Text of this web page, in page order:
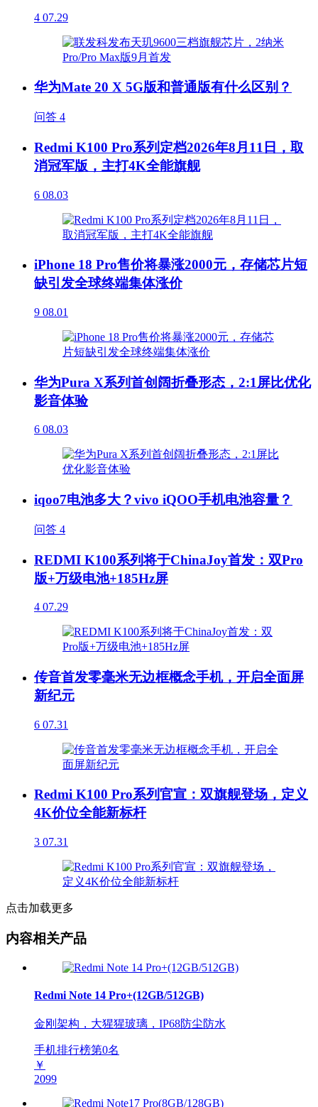
4 07.29
华为Mate 20 X 5G版和普通版有什么区别？
问答 4
Redmi K100 Pro系列定档2026年8月11日，取
消冠军版，主打4K全能旗舰
6 08.03
iPhone 18 Pro售价将暴涨2000元，存储芯片短
缺引发全球终端集体涨价
9 08.01
华为Pura X系列首创阔折叠形态，2:1屏比优化
影音体验
6 08.03
iqoo7电池多大？vivo iQOO手机电池容量？
问答 4
REDMI K100系列将于ChinaJoy首发：双Pro
版+万级电池+185Hz屏
4 07.29
传音首发零毫米无边框概念手机，开启全面屏
新纪元
6 07.31
Redmi K100 Pro系列官宣：双旗舰登场，定义
4K价位全能新标杆
3 07.31
点击加载更多
内容相关产品
Redmi Note 14 Pro+(12GB/512GB)
金刚架构，大猩猩玻璃，IP68防尘防水
手机排行榜第0名
￥
2099